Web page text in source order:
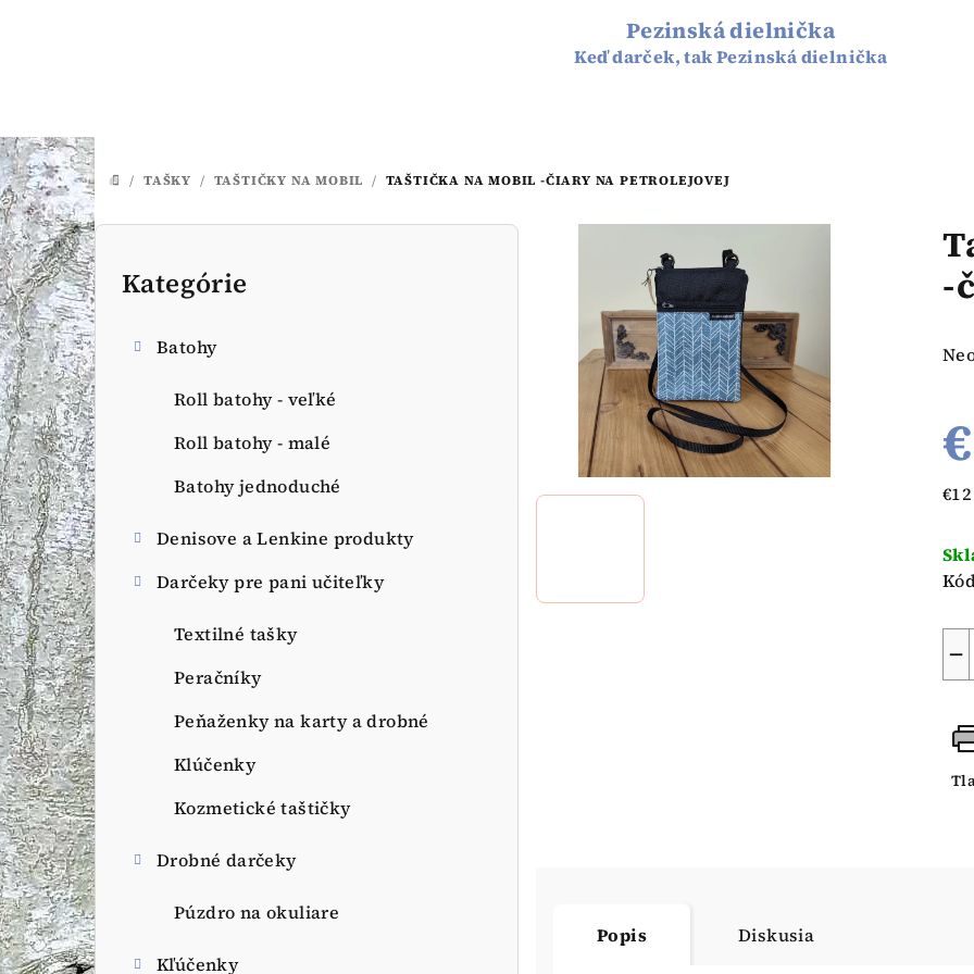
Pezinská dielnička
Keď darček, tak Pezinská dielnička
DOMOV
/ TAŠKY / TAŠTIČKY NA MOBIL / TAŠTIČKA NA MOBIL -ČIARY NA PETROLEJOVEJ
B
o
č
n
ý
p
a
n
e
l
Preskočiť
kategórie
Kategórie
Batohy
Roll batohy - veľké
Roll batohy - malé
Batohy jednoduché
Denisove a Lenkine produkty
Darčeky pre pani učiteľky
Textilné tašky
Peračníky
Peňaženky na karty a drobné
Klúčenky
Kozmetické taštičky
Drobné darčeky
Púzdro na okuliare
Kľúčenky
-
je
0,0
z
−
Popis Diskusia